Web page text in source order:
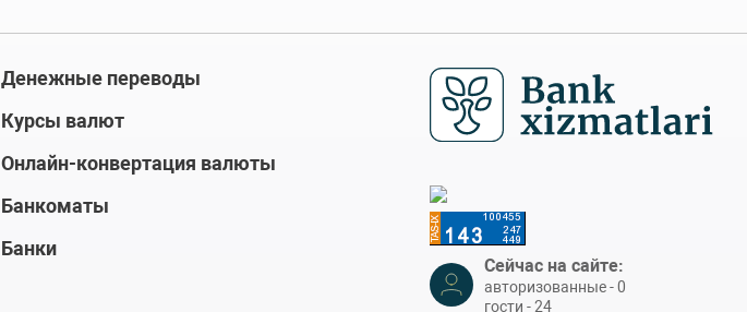
Денежные переводы
Курсы валют
Онлайн-конвертация валюты
Банкоматы
Банки
Сейчас на сайте:
авторизованные - 0
гости - 24